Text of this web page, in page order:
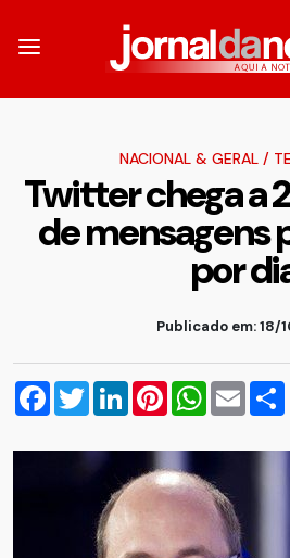
NACIONAL & GERAL/
Twitter chega a
de mensagens
por
Publicado em: 18/
Facebook
TwitterLinkedInPinterestWhatsApp
Email